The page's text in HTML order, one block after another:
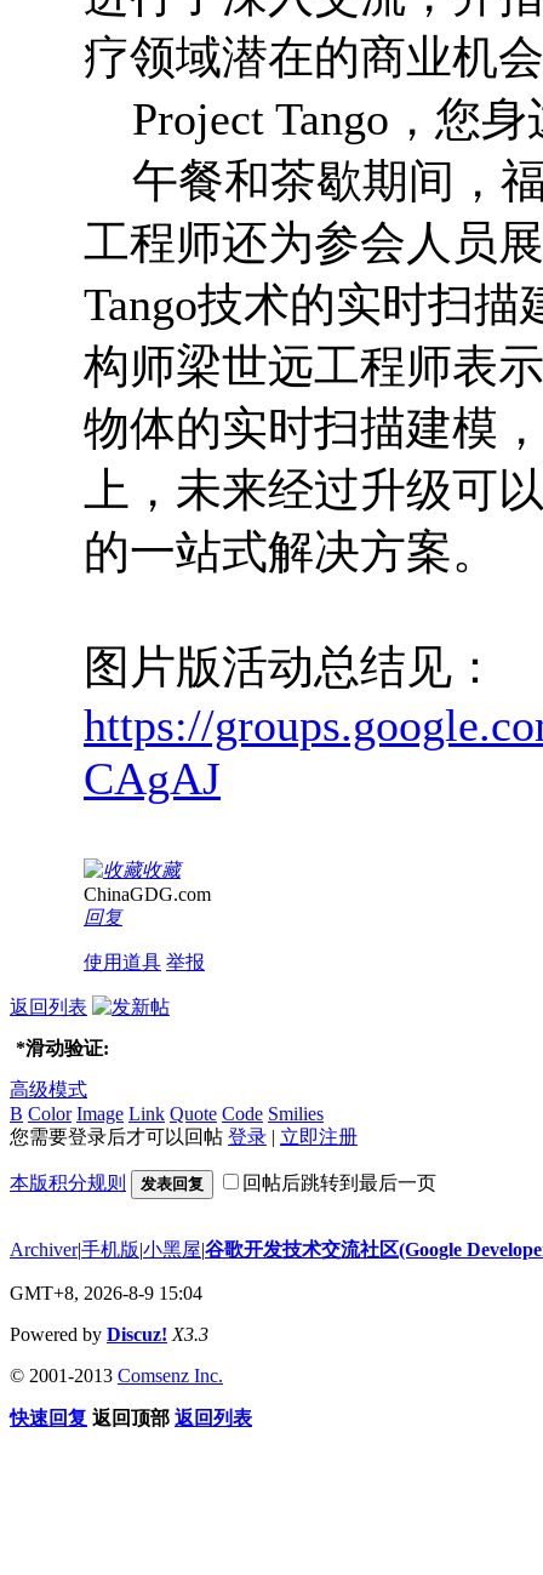
疗领域潜在的商业机
Project Tango，您
午餐和茶歇期间，
工程师还为参会人员
Tango技术的实时扫
构师梁世远工程师表
物体的实时扫描建模
上，未来经过升级可
的一站式解决方案。
图片版活动总结见：
https://
CAgAJ
收藏
ChinaGDG.com
回复
使用道具 举报
返回列表
*滑动验证:
高级模式
B Color Image Link Quote Code Smilies
您需要登录后才可以回帖 登录 | 立即注册
本版积分规则 发表回复 回帖后跳转到最后一页
Archiver|手机版|小黑屋|谷歌开发技术交流社区(Google
GMT+8, 2026-8-9 15:04
Powered by Discuz! X3.3
© 2001-2013 Comsenz Inc.
快速回复 返回顶部 返回列表